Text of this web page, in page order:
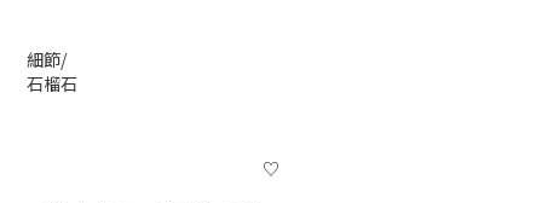
細節/
石榴石
♡